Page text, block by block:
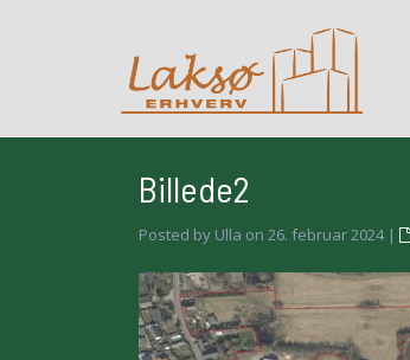
Billede2
Posted by Ulla on 26. februar 2024 |